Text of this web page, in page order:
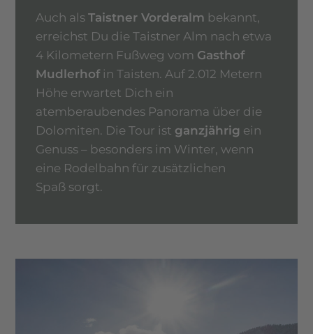
Auch als Taistner Vorderalm bekannt,
erreichst Du die Taistner Alm nach etwa
4 Kilometern Fußweg vom Gasthof
Mudlerhofin Taisten. Auf 2.012 Metern
Höhe erwartet Dich ein
atemberaubendes Panorama über die
Dolomiten. Die Tour ist ganzjährig ein
Genuss – besonders im Winter, wenn
eine Rodelbahn für zusätzlichen
Spaß sorgt.